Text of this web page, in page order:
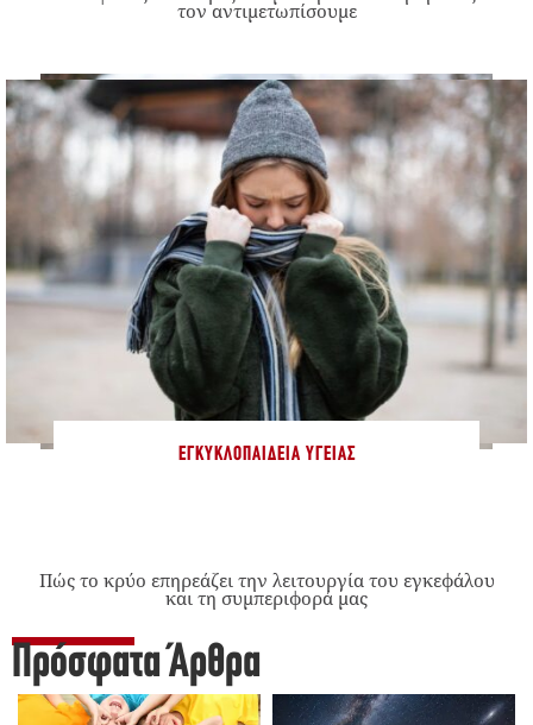
τον αντιμετωπίσουμε
ΕΓΚΥΚΛΟΠΑΊΔΕΙΑ ΥΓΕΊΑΣ
Πώς το κρύο επηρεάζει την λειτουργία του εγκεφάλου
και τη συμπεριφορά μας
Πρόσφατα Άρθρα